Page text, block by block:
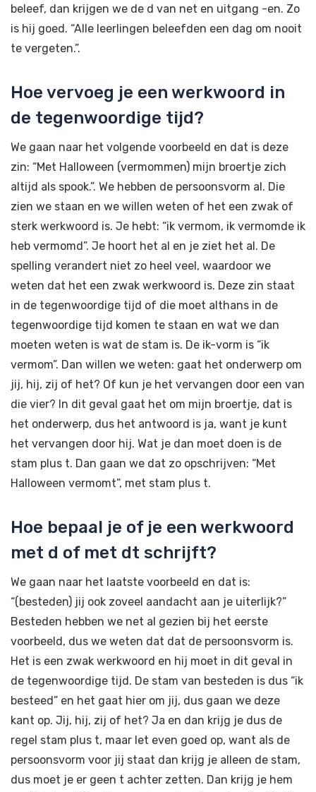
beleef, dan krijgen we de d van net en uitgang -en. Zo
is hij goed. “Alle leerlingen beleefden een dag om nooit
te vergeten.”.
Hoe vervoeg je een werkwoord in
de tegenwoordige tijd?
We gaan naar het volgende voorbeeld en dat is deze
zin: “Met Halloween (vermommen) mijn broertje zich
altijd als spook.”. We hebben de persoonsvorm al. Die
zien we staan en we willen weten of het een zwak of
sterk werkwoord is. Je hebt: “ik vermom, ik vermomde ik
heb vermomd”. Je hoort het al en je ziet het al. De
spelling verandert niet zo heel veel, waardoor we
weten dat het een zwak werkwoord is. Deze zin staat
in de tegenwoordige tijd of die moet althans in de
tegenwoordige tijd komen te staan en wat we dan
moeten weten is wat de stam is. De ik-vorm is “ik
vermom”. Dan willen we weten: gaat het onderwerp om
jij, hij, zij of het? Of kun je het vervangen door een van
die vier? In dit geval gaat het om mijn broertje, dat is
het onderwerp, dus het antwoord is ja, want je kunt
het vervangen door hij. Wat je dan moet doen is de
stam plus t. Dan gaan we dat zo opschrijven: “Met
Halloween vermomt”, met stam plus t.
Hoe bepaal je of je een werkwoord
met d of met dt schrijft?
We gaan naar het laatste voorbeeld en dat is:
“(besteden) jij ook zoveel aandacht aan je uiterlijk?”
Besteden hebben we net al gezien bij het eerste
voorbeeld, dus we weten dat dat de persoonsvorm is.
Het is een zwak werkwoord en hij moet in dit geval in
de tegenwoordige tijd. De stam van besteden is dus “ik
besteed” en het gaat hier om jij, dus gaan we deze
kant op. Jij, hij, zij of het? Ja en dan krijg je dus de
regel stam plus t, maar let even goed op, want als de
persoonsvorm voor jij staat dan krijg je alleen de stam,
dus moet je er geen t achter zetten. Dan krijg je hem